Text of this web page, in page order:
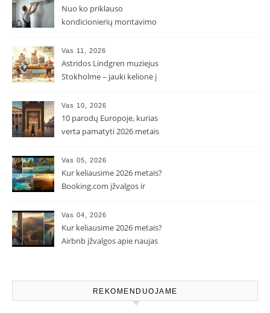
Nuo ko priklauso
kondicionierių montavimo
Vas 11, 2026
Astridos Lindgren muziejus
Stokholme – jauki kelionė į
Vas 10, 2026
10 parodų Europoje, kurias
verta pamatyti 2026 metais
Vas 05, 2026
Kur keliausime 2026 metais?
Booking.com įžvalgos ir
Vas 04, 2026
Kur keliausime 2026 metais?
Airbnb įžvalgos apie naujas
REKOMENDUOJAME